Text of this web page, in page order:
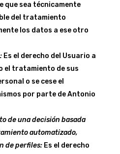
que sea técnicamente
del tratamiento
los datos a ese otro
Es el derecho del Usuario a
el tratamiento de sus
o se cese el
por parte de Antonio
de una decisión basada
automatizado,
de perfiles:Es el derecho